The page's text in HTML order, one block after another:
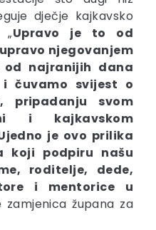
dječje kajkavsko
„Upravo je to od
njegovanjem
najranijih dana
čuvamo svijest o
pripadanju svom
i kajkavskom
je ovo prilika
koji podpiru našu
roditelje, dede,
i mentorice u
zamjenica župana za